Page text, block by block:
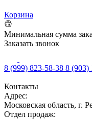
Корзина
Минимальная сумма
Заказать звонок
8 (999) 823-58-38 8 (903)
Контакты
Адрес:
Московская область, г.
Отдел продаж: